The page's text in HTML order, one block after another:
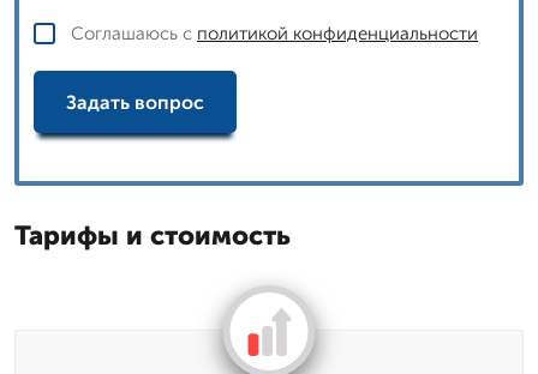
Соглашаюсь с политикой конфиденциальности
Задать вопрос
Тарифы и стоимость